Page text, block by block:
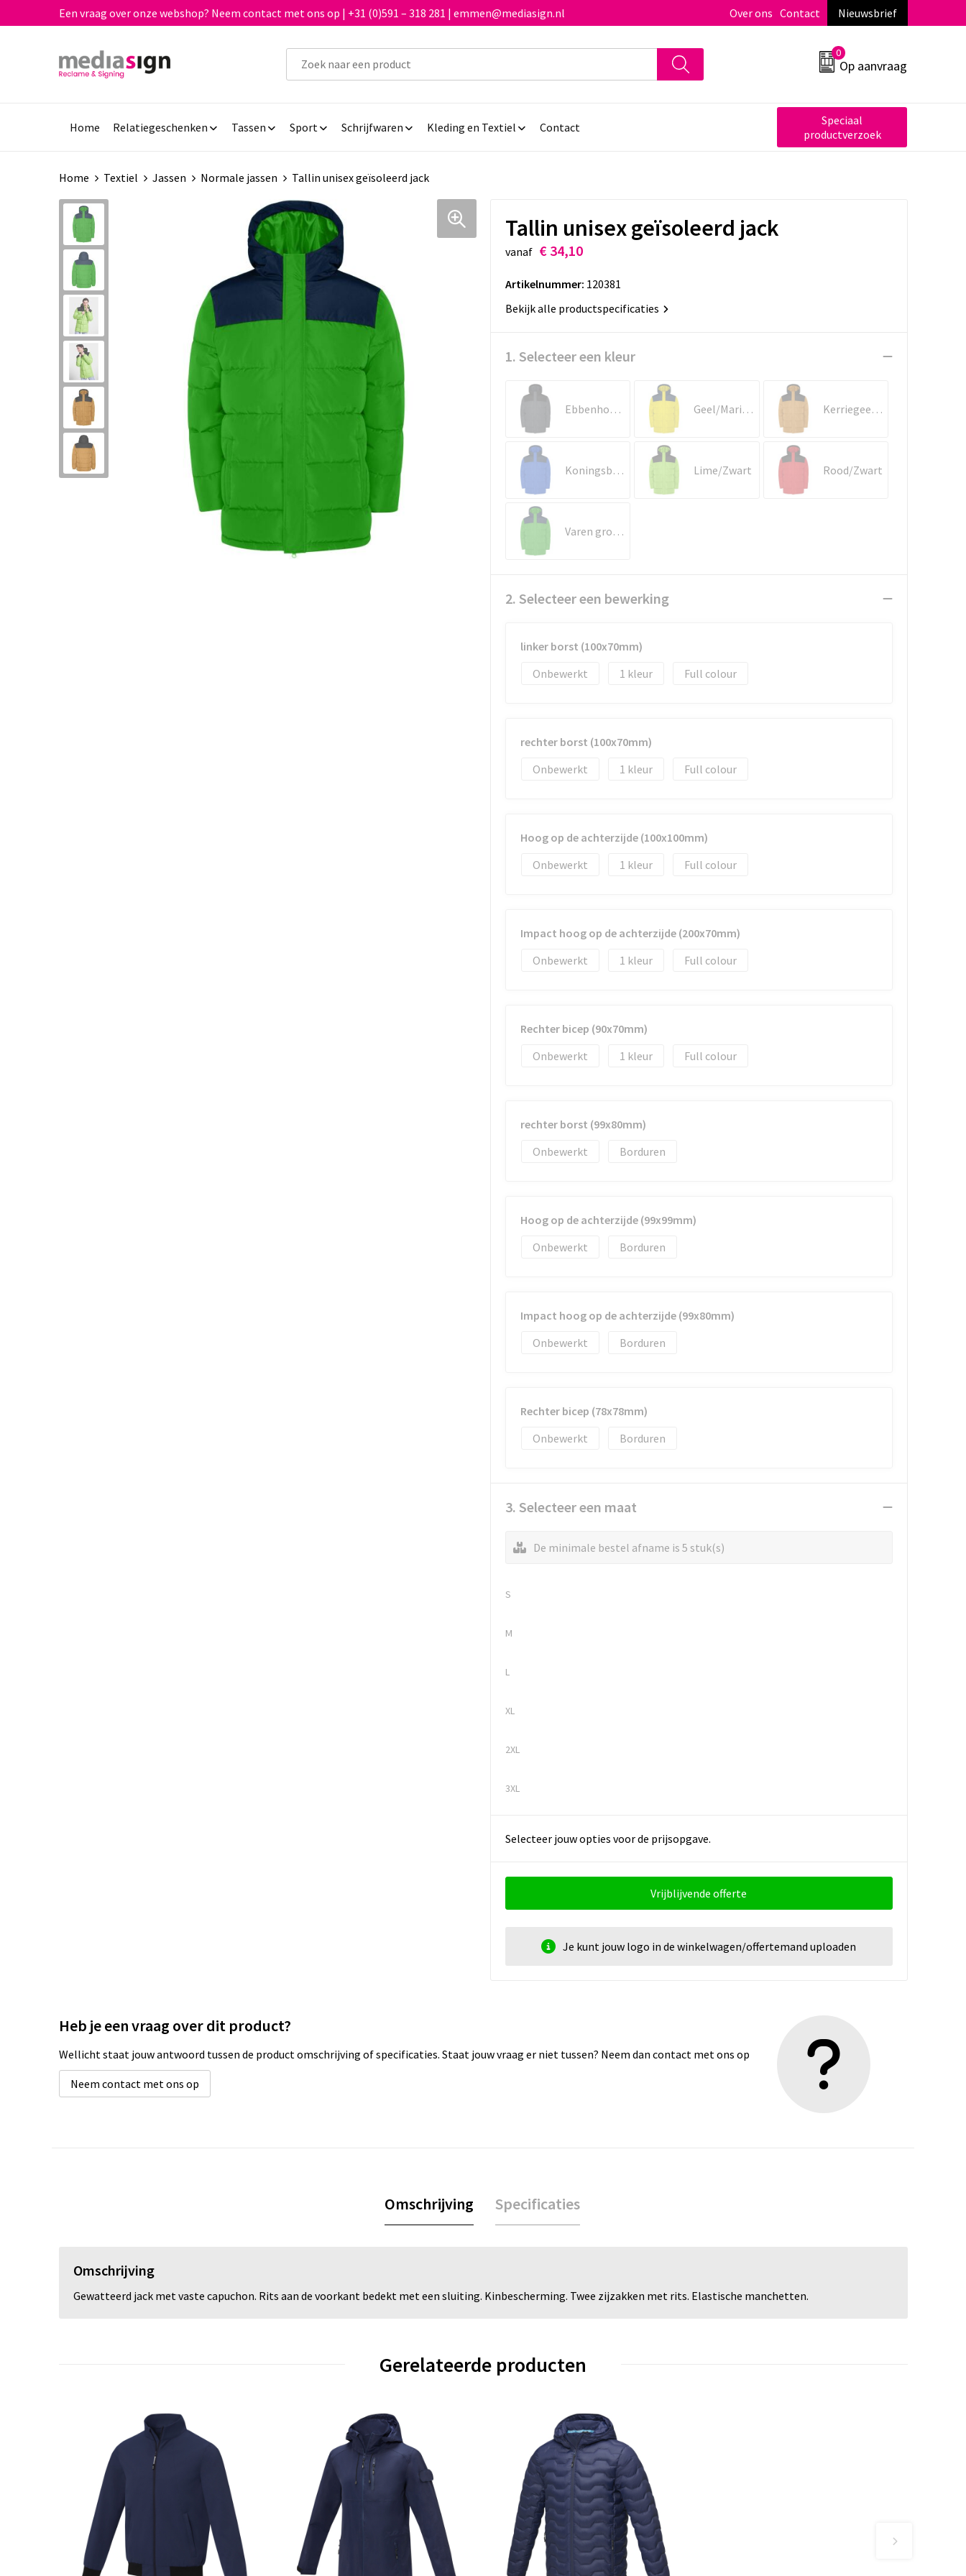
Een vraag over onze webshop? Neem contact met ons op | +31 (0)591 – 318 281 | emmen@mediasign.nl Over ons Contact Nieuwsbrief
0
Op aanvraag
Home Relatiegeschenken Tassen Sport Schrijfwaren Kleding en Textiel Contact
Speciaal
productverzoek
Home Textiel Jassen Normale jassen Tallin unisex geïsoleerd jack
Tallin unisex geïsoleerd jack
vanaf € 34,10
Artikelnummer: 120381
Bekijk alle productspecificaties
1. Selecteer een kleur
Ebbenhout/Zwart Geel/Marineblauw Kerriegeel/Zwart
Koningsblauw/Marineblauw Lime/Zwart Rood/Zwart
Varen groen/Marineblauw
2. Selecteer een bewerking
linker borst (100x70mm)
Onbewerkt
1 Full colour
rechter borst (100x70mm)
Onbewerkt
1 Full colour
Hoog op de achterzijde (100x100mm)
Onbewerkt
1 Full colour
Impact hoog op de achterzijde (200x70mm)
Onbewerkt
1 Full colour
Rechter bicep (90x70mm)
Onbewerkt
1 Full colour
rechter borst (99x80mm)
Onbewerkt
Borduren
Hoog op de achterzijde (99x99mm)
Onbewerkt
Borduren
Impact hoog op de achterzijde (99x80mm)
Onbewerkt
Borduren
Rechter bicep (78x78mm)
Onbewerkt
Borduren
3. Selecteer een maat
De minimale bestel afname is 5 stuk(s)
S
M
L
XL
2XL
3XL
Selecteer jouw opties voor de prijsopgave.
Vrijblijvende offerte
Je kunt jouw logo in de winkelwagen/offertemand uploaden
Heb je een vraag over dit product?
Wellicht staat jouw antwoord tussen de product omschrijving of specificaties. Staat jouw vraag er niet tussen? Neem dan contact met ons op
Neem contact met ons op
Omschrijving Specificaties
Omschrijving
Gewatteerd jack met vaste capuchon. Rits aan de voorkant bedekt met een sluiting. Kinbescherming. Twee zijzakken met rits. Elastische manchetten.
Gerelateerde producten